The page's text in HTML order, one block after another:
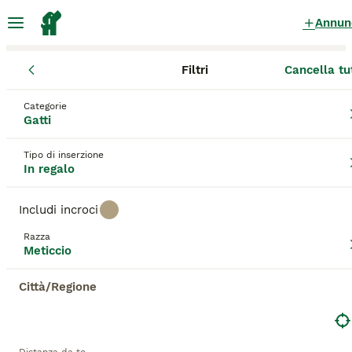
Filtri Cancella
Categorie
Gatti
Tipo di inserzione
In regalo
Includi incroci
Razza
Meticcio
Città/Regione
Meticcio Gattini in regalo
Meticcio
Salva ricerca